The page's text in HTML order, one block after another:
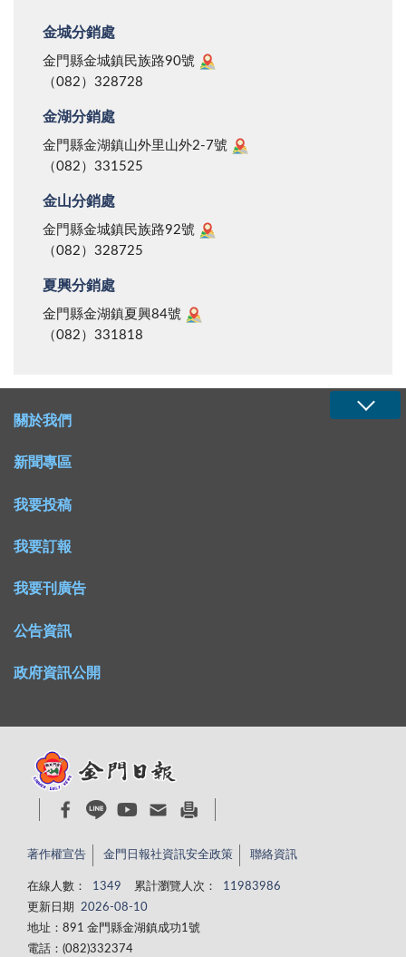
金城分銷處
金門縣金城鎮民族路90號
（082）328728
金湖分銷處
金門縣金湖鎮山外里山外2-7號
（082）331525
金山分銷處
金門縣金城鎮民族路92號
（082）328725
夏興分銷處
金門縣金湖鎮夏興84號
（082）331818
關於我們
新聞專區
我要投稿
我要訂報
我要刊廣告
公告資訊
政府資訊公開
著作權宣告 金門日報社資訊安全政策 聯絡資訊
在線人數： 1349 累計瀏覽人次：
11983986
更新日期
2026-08-10
地址：891 金門縣金湖鎮成功1號
電話：(082)332374